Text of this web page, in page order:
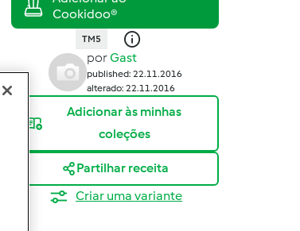
TM5
porGast
published: 22.11.2016
alterado: 22.11.2016
Adicionar às minhas
coleções
Partilhar receita
Criar uma variante